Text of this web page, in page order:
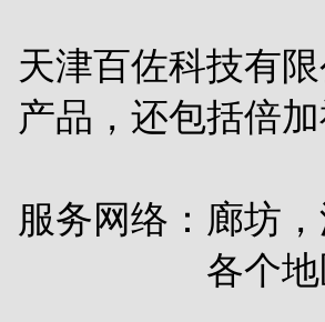
天津百佐科技有
产品，还包括倍
服务网络：廊坊
各个